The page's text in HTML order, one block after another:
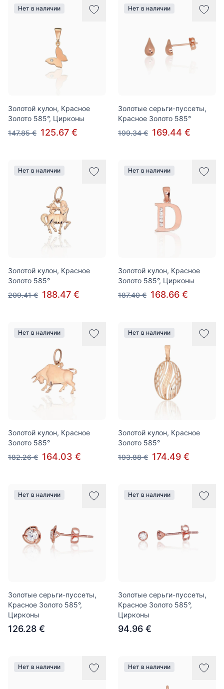
Нет в наличии
Золотой кулон, Красное
Золото 585°, Цирконы
147.85 € 125.67 €
Нет в наличии
Золотые серьги-пуссеты,
Красное Золото 585°
199.34 € 169.44 €
Нет в наличии
Золотой кулон, Красное
Золото 585°
209.41 € 188.47 €
Нет в наличии
Золотой кулон, Красное
Золото 585°, Цирконы
187.40 € 168.66 €
Нет в наличии
Золотой кулон, Красное
Золото 585°
182.26 € 164.03 €
Нет в наличии
Золотой кулон, Красное
Золото 585°
193.88 € 174.49 €
Нет в наличии
Золотые серьги-пуссеты,
Красное Золото 585°,
Цирконы
126.28 €
Нет в наличии
Золотые серьги-пуссеты,
Красное Золото 585°,
Цирконы
94.96 €
Нет в наличии Нет в наличии